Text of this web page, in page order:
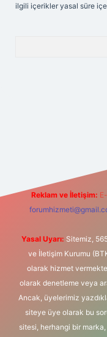
ilgili içerikler yasal süre
Reklam ve İletişim:
Yasal Uyarı: Sitemiz,
ve İletişim Kurumu
olarak hizmet
olarak denetleme veya
Ancak, üyelerimiz
siteye üye olarak bu
sitesi, herhangi bir